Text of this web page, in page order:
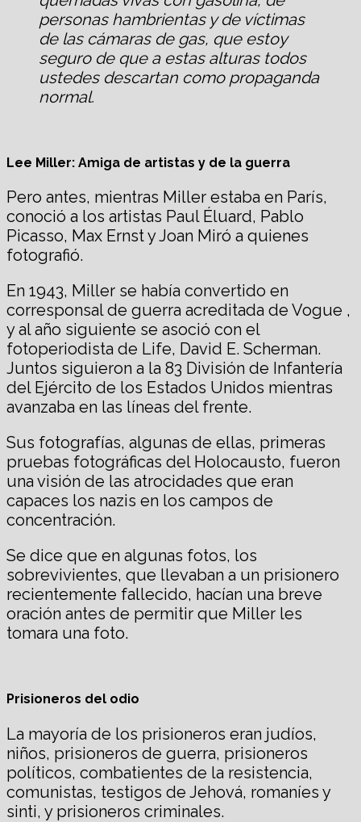
personas hambrientas y de víctimas
de las cámaras de gas, que estoy
seguro de que a estas alturas todos
ustedes descartan como propaganda
normal.
Lee Miller: Amiga de artistas y de la guerra
Pero antes, mientras Miller estaba en París,
conoció a los artistas Paul Éluard, Pablo
Picasso, Max Ernst y Joan Miró a quienes
fotografió.
En 1943, Miller se había convertido en
corresponsal de guerra acreditada de Vogue ,
y al año siguiente se asoció con el
fotoperiodista de Life, David E. Scherman.
Juntos siguieron a la 83 División de Infantería
del Ejército de los Estados Unidos mientras
avanzaba en las líneas del frente.
Sus fotografías, algunas de ellas, primeras
pruebas fotográficas del Holocausto, fueron
una visión de las atrocidades que eran
capaces los nazis en los campos de
concentración.
Se dice que en algunas fotos, los
sobrevivientes, que llevaban a un prisionero
recientemente fallecido, hacían una breve
oración antes de permitir que Miller les
tomara una foto.
Prisioneros del odio
La mayoría de los prisioneros eran judíos,
niños, prisioneros de guerra, prisioneros
políticos, combatientes de la resistencia,
comunistas, testigos de Jehová, romaníes y
sinti, y prisioneros criminales.